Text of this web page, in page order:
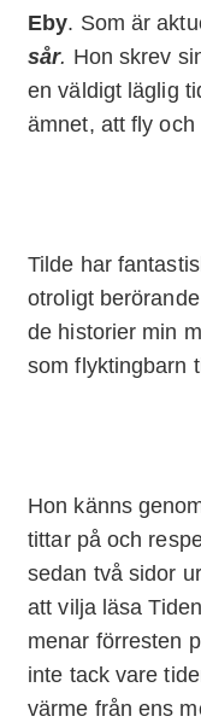
Eby. Som är
sår. Hon skrev
en väldigt läglig
ämnet, att fly
Tilde har
otroligt
de historier min
som flyktingbarn
Hon känns
tittar på och
sedan två sidor
att vilja läsa
menar förresten
inte tack vare
värme från ens